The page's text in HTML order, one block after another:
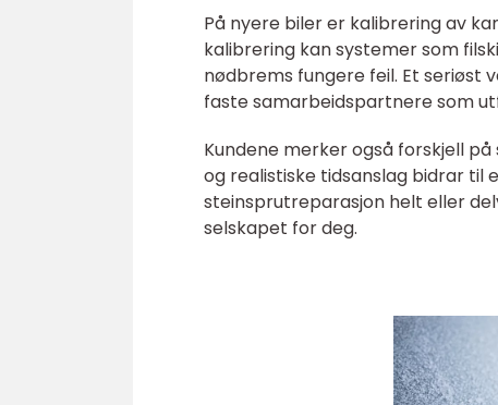
På nyere biler er kalibrering av
kalibrering kan systemer som
nødbrems fungere feil. Et seriøst
faste samarbeidspartnere som
Kundene merker også forskjell
og realistiske tidsanslag bidrar til
steinsprutreparasjon helt eller
selskapet for deg.